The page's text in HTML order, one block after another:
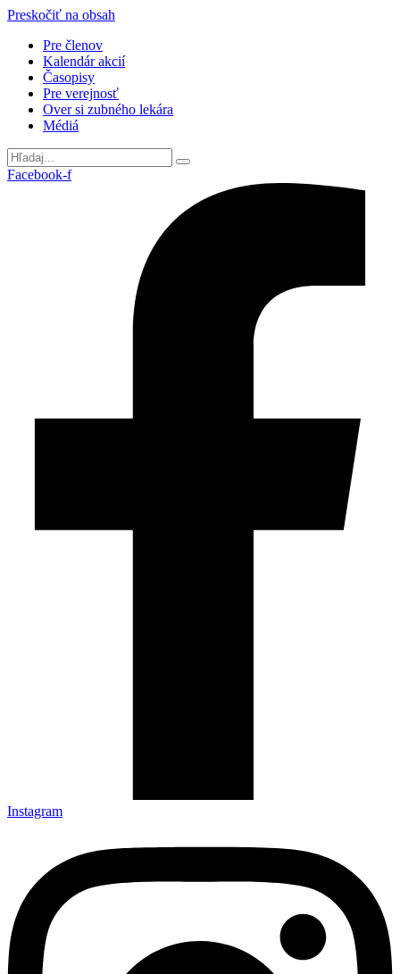
Preskočiť na obsah
Pre členov
Kalendár akcií
Časopisy
Pre verejnosť
Over si zubného lekára
Médiá
Facebook-f
Instagram